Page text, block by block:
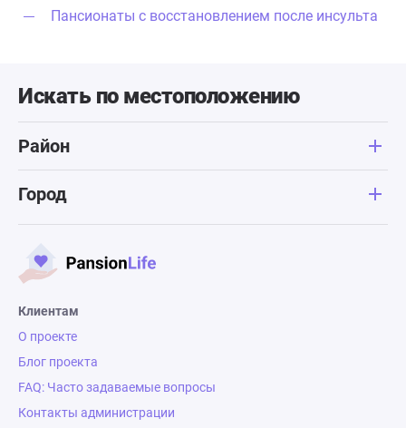
Пансионаты с восстановлением после инсульта
Искать по местоположению
Район
Город
Клиентам
О проекте
Блог проекта
FAQ: Часто задаваемые вопросы
Контакты администрации